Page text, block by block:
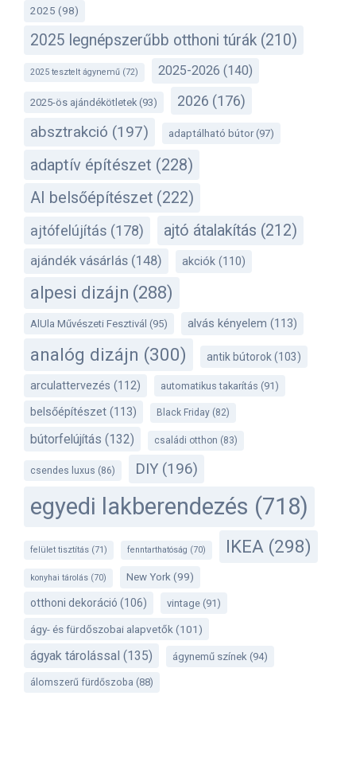
2025 (98)
2025 legnépszerűbb otthoni túrák (210)
2025 tesztelt ágynemű (72) 2025-2026 (140)
2025-ös ajándékötletek (93) 2026 (176)
absztrakció (197) adaptálható bútor(97)
adaptív építészet (228)
AI belsőépítészet (222)
ajtófelújítás (178) ajtó átalakítás (212)
ajándék vásárlás (148) akciók (110)
alpesi dizájn (288)
AlUla Művészeti Fesztivál (95) alvás kényelem (113)
analóg dizájn (300) antik bútorok (103)
arculattervezés (112) automatikus takarítás (91)
belsőépítészet (113) Black Friday (82)
bútorfelújítás (132) családi otthon (83)
csendes luxus (86) DIY (196)
egyedi lakberendezés (718)
felület tisztítás (71) fenntarthatóság (70) IKEA (298)
konyhai tárolás (70) New York (99)
otthoni dekoráció (106) vintage (91)
ágy- és fürdőszobai alapvetők (101)
ágyak tárolással (135) ágynemű színek (94)
álomszerű fürdőszoba (88)